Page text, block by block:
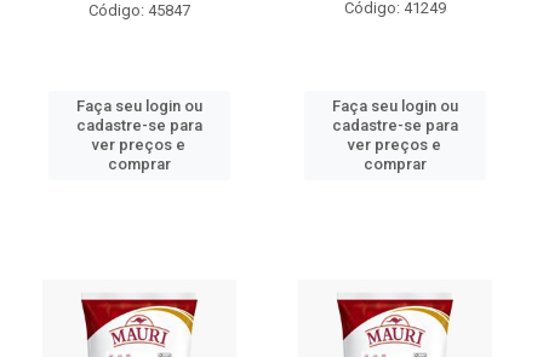
Código: 45847
Faça seu login ou
cadastre-se para
ver preços e
comprar
Código: 41249
Faça seu login ou
cadastre-se para
ver preços e
comprar